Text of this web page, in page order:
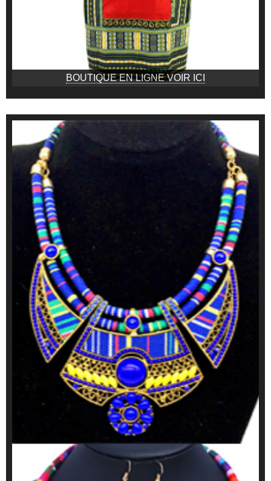
BOUTIQUE EN LIGNE VOIR ICI